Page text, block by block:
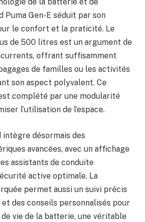
de la batterie et de
Puma Gen-E séduit par son
le confort et la praticité. Le
de 500 litres est un argument de
offrant suffisamment
de familles ou les activités
son aspect polyvalent. Ce
complété par une modularité
l’utilisation de l’espace.
intègre désormais des
avancées, avec un affichage
assistants de conduite
active optimale. La
permet aussi un suivi précis
et des conseils personnalisés pour
vie de la batterie, une véritable